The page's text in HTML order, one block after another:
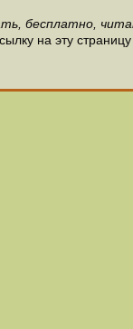
бесплатно,
на эту